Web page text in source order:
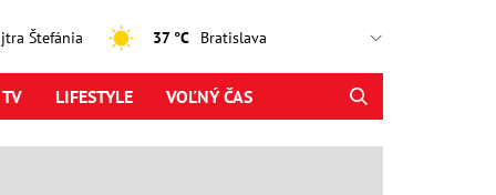
Štefánia 37 °C
LIFESTYLE VOĽNÝ ČAS